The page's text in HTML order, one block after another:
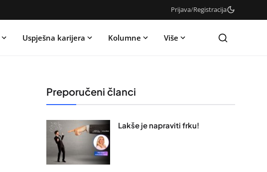
Prijava/Registracija
Uspješna karijera Kolumne Više
Preporučeni članci
Lakše je napraviti frku!